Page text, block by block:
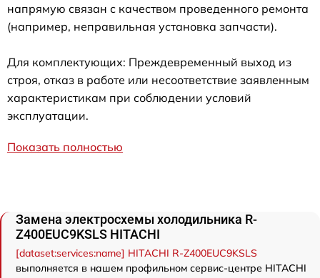
напрямую связан с качеством проведенного ремонта
(например, неправильная установка запчасти).
Для комплектующих: Преждевременный выход из
строя, отказ в работе или несоответствие заявленным
характеристикам при соблюдении условий
эксплуатации.
Показать полностью
Замена электросхемы холодильника R-
Z400EUC9KSLS HITACHI
[dataset:services:name] HITACHI R-Z400EUC9KSLS
выполняется в нашем профильном сервис-центре HITACHI